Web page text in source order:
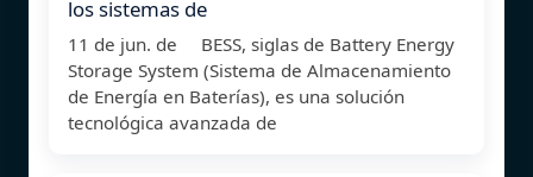
los sistemas de
11 de jun. de BESS, siglas de Battery Energy
Storage System (Sistema de Almacenamiento
de Energía en Baterías), es una solución
tecnológica avanzada de